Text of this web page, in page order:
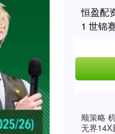
恒盈配
1 世锦
顺策略
无界14X